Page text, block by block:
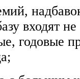
входят
годовые